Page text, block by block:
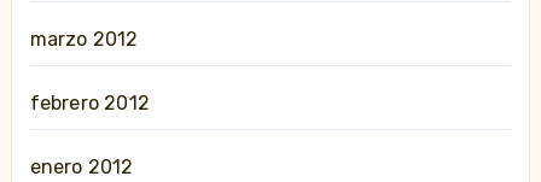
marzo 2012
febrero 2012
enero 2012